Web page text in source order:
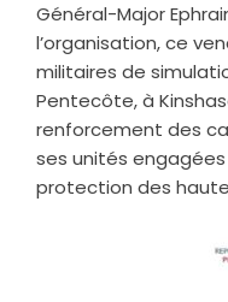
Général-Major
l’organisation, ce
militaires de
Pentecôte, à
renforcement des
ses unités
protection des